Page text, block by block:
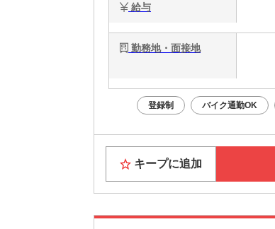
給与
勤務地・面接地
登録制 バイク通勤OK
キープに追加